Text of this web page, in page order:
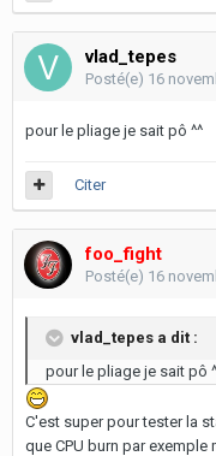
vlad_tepes
Posté(e) 16
pour le pliage je sait pô ^^
Citer
foo_fight
Posté(e) 16
vlad_tepes a dit :
pour le pliage je sait pô
C'est super pour tester la
que CPU burn par